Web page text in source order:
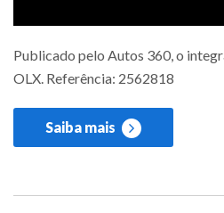
Publicado pelo Autos 360, o
OLX. Referência: 2562818
Saiba mais